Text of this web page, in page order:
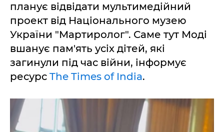
планує відвідати мультимедійний
проект від Національного музею
України "Мартиролог". Саме тут Моді
вшанує пам'ять усіх дітей, які
загинули під час війни, інформує
ресурс The Times of India.